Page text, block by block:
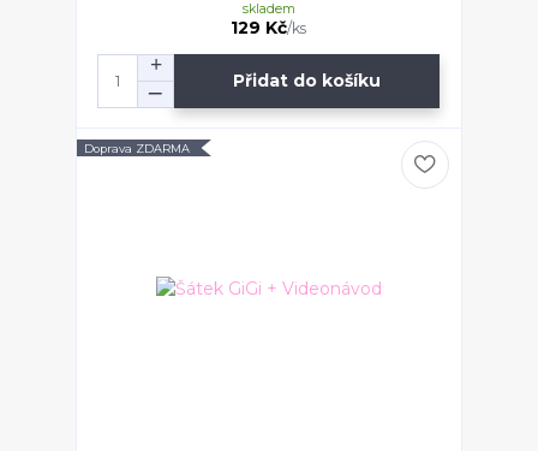
129 Kč/ks
skladem
Přidat do košíku
Doprava ZDARMA